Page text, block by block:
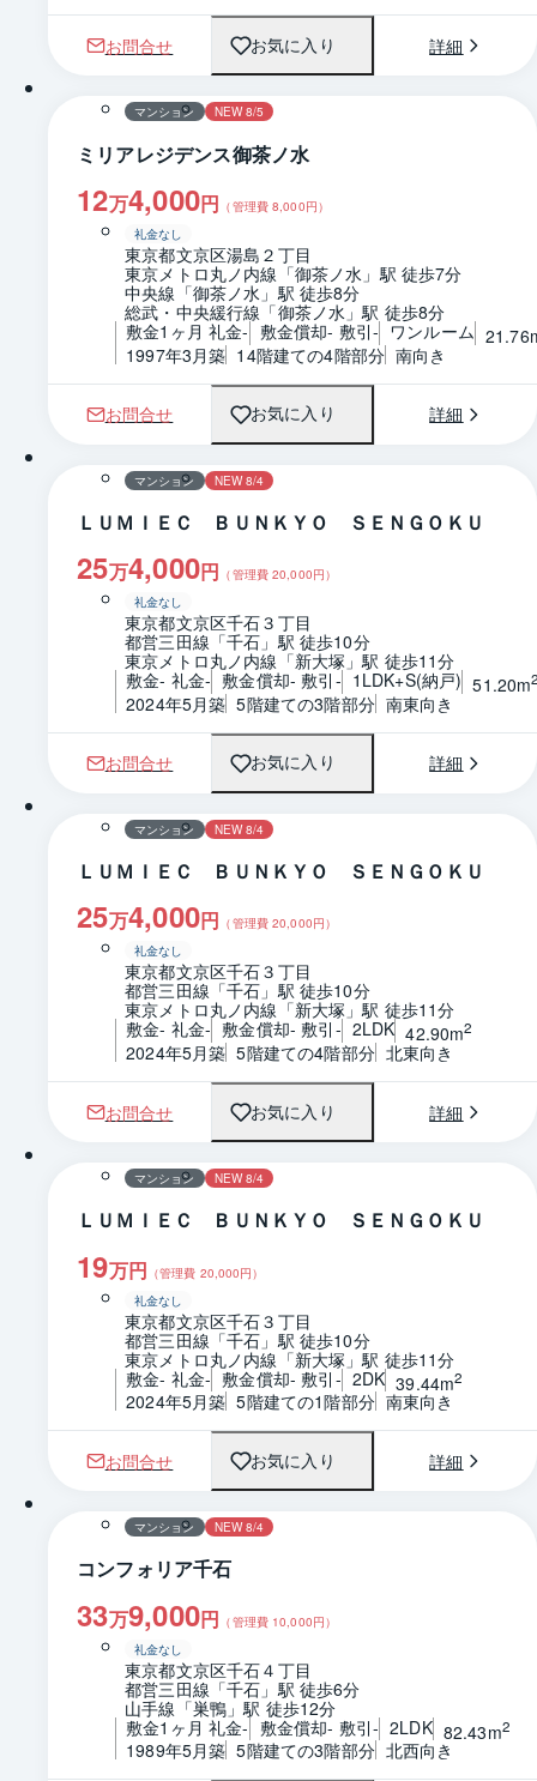
お問合せ お気に入り 詳細
1 / 0 間取り
マンション NEW 8/5
ミリアレジデンス御茶ノ水
12万4,000円 （管理費8,000円）
礼金なし
東京都文京区湯島２丁目
東京メトロ丸ノ内線「御茶ノ水」駅 徒歩7分
中央線「御茶ノ水」駅 徒歩8分
総武・中央緩行線「御茶ノ水」駅 徒歩8分
敷金1ヶ月 礼金- 敷金償却- 敷引- ワンルーム
1997年3月築 14階建ての4階部分 南向き
お問合せ お気に入り 詳細
1 / 0 間取り
マンション NEW 8/4
ＬＵＭＩＥＣ ＢＵＮＫＹＯ ＳＥＮＧＯＫＵ
25万4,000円 （管理費20,000円）
礼金なし
東京都文京区千石３丁目
都営三田線「千石」駅 徒歩10分
東京メトロ丸ノ内線「新大塚」駅 徒歩11分
敷金- 礼金- 敷金償却- 敷引- 1LDK+S(納戸) 51.20m
2024年5月築 5階建ての3階部分 南東向き
お問合せ お気に入り 詳細
1 / 0 間取り
マンション NEW 8/4
ＬＵＭＩＥＣ ＢＵＮＫＹＯ ＳＥＮＧＯＫＵ
25万4,000円 （管理費20,000円）
礼金なし
東京都文京区千石３丁目
都営三田線「千石」駅 徒歩10分
東京メトロ丸ノ内線「新大塚」駅 徒歩11分
敷金- 礼金- 敷金償却- 敷引- 2LDK 42.90m2
2024年5月築 5階建ての4階部分 北東向き
お問合せ お気に入り 詳細
1 / 0 間取り
マンション NEW 8/4
ＬＵＭＩＥＣ ＢＵＮＫＹＯ ＳＥＮＧＯＫＵ
19万円 （管理費 20,000円）
礼金なし
東京都文京区千石３丁目
都営三田線「千石」駅 徒歩10分
東京メトロ丸ノ内線「新大塚」駅 徒歩11分
敷金- 礼金- 敷金償却- 敷引- 2DK 39.44m2
2024年5月築 5階建ての1階部分 南東向き
お問合せ お気に入り 詳細
1 / 0 間取り
マンション NEW 8/4
コンフォリア千石
33万9,000円 （管理費 10,000円）
礼金なし
東京都文京区千石４丁目
都営三田線「千石」駅 徒歩6分
山手線「巣鴨」駅 徒歩12分
敷金1ヶ月 礼金- 敷金償却- 敷引- 2LDK 82.43m2
1989年5月築 5階建ての3階部分 北西向き